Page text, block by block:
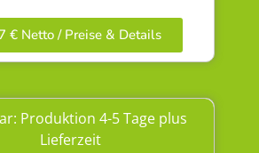
€ Netto / Preise & Details
Produktion 4-5 Tage plus
Lieferzeit